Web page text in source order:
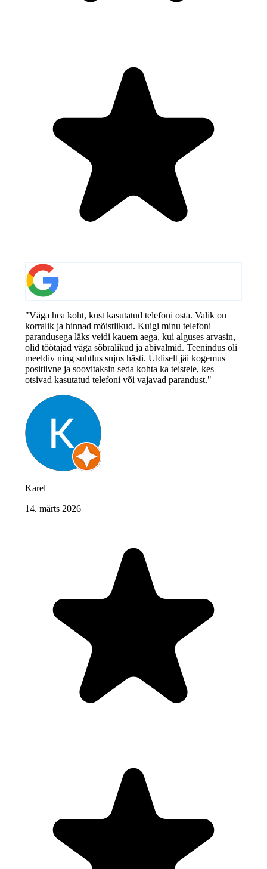
"Väga hea koht, kust kasutatud telefoni osta. Valik on
korralik ja hinnad mõistlikud. Kuigi minu telefoni
parandusega läks veidi kauem aega, kui alguses arvasin,
olid töötajad väga sõbralikud ja abivalmid. Teenindus oli
meeldiv ning suhtlus sujus hästi. Üldiselt jäi kogemus
positiivne ja soovitaksin seda kohta ka teistele, kes
otsivad kasutatud telefoni või vajavad parandust."
Karel
14. märts 2026